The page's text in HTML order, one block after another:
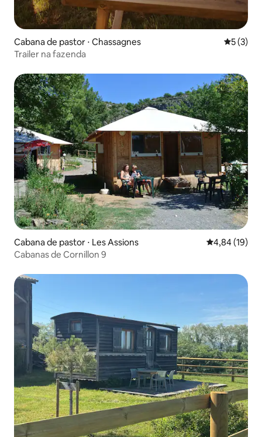
Cabana de pastor ⋅ Chassagnes 5 de
5 (3)
Trailer na fazenda
Cabana de pastor ⋅ Les Assions 4,84 de uma
4,84 (19)
Cabanas de Cornillon 9